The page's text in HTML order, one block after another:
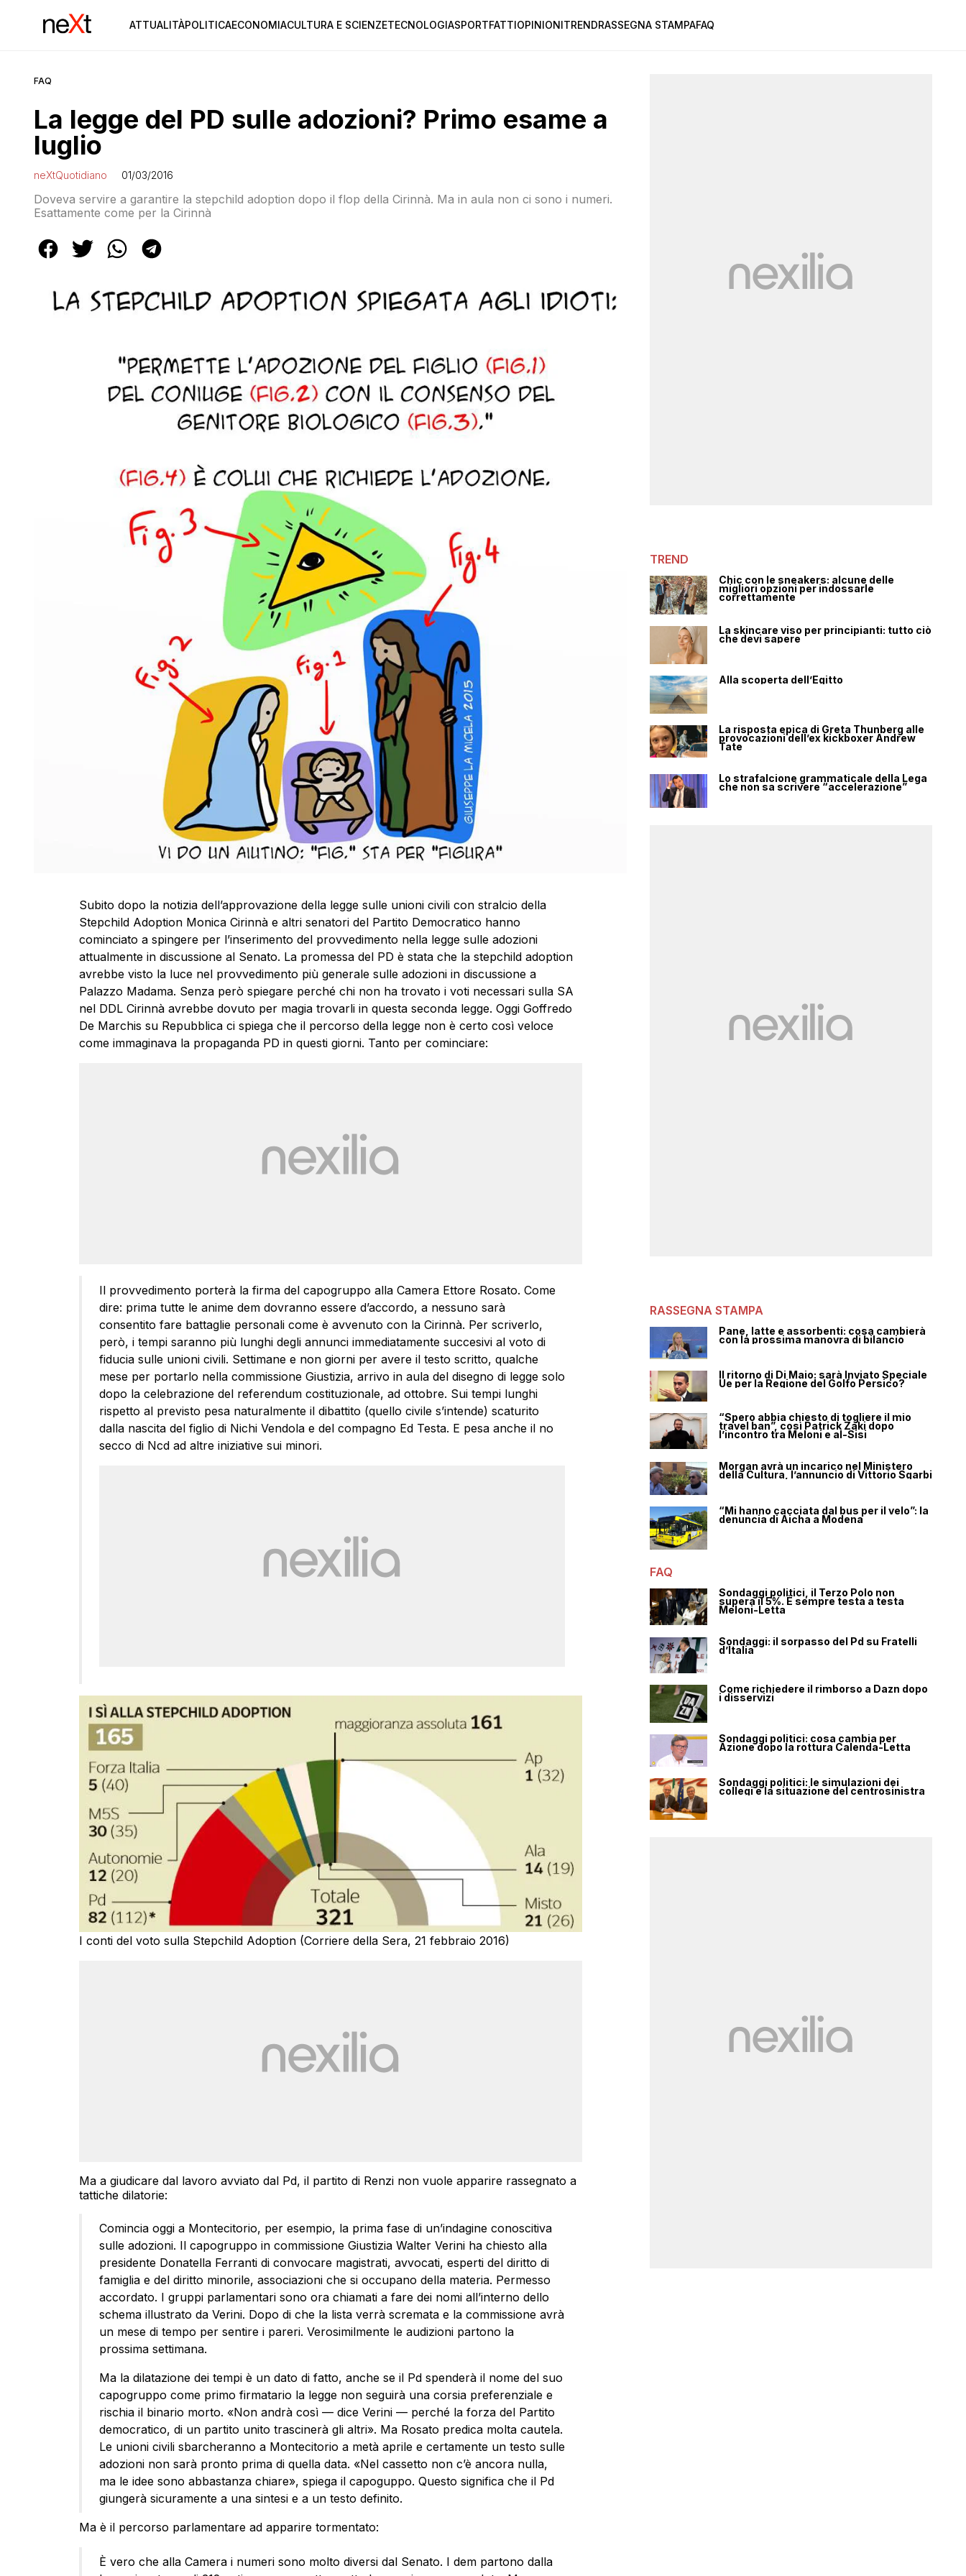
ATTUALITÀPOLITICAECONOMIACULTURA E SCIENZETECNOLOGIASPORTFATTIOPINIONITRENDRASSEGNA STAMPAFAQ
FAQ
La legge del PD sulle adozioni? Primo esame a
luglio
neXtQuotidiano 01/03/2016
Doveva servire a garantire la stepchild adoption dopo il flop della Cirinnà. Ma in aula non ci sono i numeri.
Esattamente come per la Cirinnà
Subito dopo la notizia dell’approvazione della legge sulle unioni civili con stralcio della
Stepchild Adoption Monica Cirinnà e altri senatori del Partito Democratico hanno
cominciato a spingere per l’inserimento del provvedimento nella legge sulle adozioni
attualmente in discussione al Senato. La promessa del PD è stata che la stepchild adoption
avrebbe visto la luce nel provvedimento più generale sulle adozioni in discussione a
Palazzo Madama. Senza però spiegare perché chi non ha trovato i voti necessari sulla SA
nel DDL Cirinnà avrebbe dovuto per magia trovarli in questa seconda legge. Oggi Goffredo
De Marchis su Repubblica ci spiega che il percorso della legge non è certo così veloce
come immaginava la propaganda PD in questi giorni. Tanto per cominciare:
Il provvedimento porterà la firma del capogruppo alla Camera Ettore Rosato. Come
dire: prima tutte le anime dem dovranno essere d’accordo, a nessuno sarà
consentito fare battaglie personali come è avvenuto con la Cirinnà. Per scriverlo,
però, i tempi saranno più lunghi degli annunci immediatamente succesivi al voto di
fiducia sulle unioni civili. Settimane e non giorni per avere il testo scritto, qualche
mese per portarlo nella commissione Giustizia, arrivo in aula del disegno di legge solo
dopo la celebrazione del referendum costituzionale, ad ottobre. Sui tempi lunghi
rispetto al previsto pesa naturalmente il dibattito (quello civile s’intende) scaturito
dalla nascita del figlio di Nichi Vendola e del compagno Ed Testa. E pesa anche il no
secco di Ncd ad altre iniziative sui minori.
I conti del voto sulla Stepchild Adoption (Corriere della Sera, 21 febbraio 2016)
Ma a giudicare dal lavoro avviato dal Pd, il partito di Renzi non vuole apparire rassegnato a
tattiche dilatorie:
Comincia oggi a Montecitorio, per esempio, la prima fase di un’indagine conoscitiva
sulle adozioni. Il capogruppo in commissione Giustizia Walter Verini ha chiesto alla
presidente Donatella Ferranti di convocare magistrati, avvocati, esperti del diritto di
famiglia e del diritto minorile, associazioni che si occupano della materia. Permesso
accordato. I gruppi parlamentari sono ora chiamati a fare dei nomi all’interno dello
schema illustrato da Verini. Dopo di che la lista verrà scremata e la commissione avrà
un mese di tempo per sentire i pareri. Verosimilmente le audizioni partono la
prossima settimana.
Ma la dilatazione dei tempi è un dato di fatto, anche se il Pd spenderà il nome del suo
capogruppo come primo firmatario la legge non seguirà una corsia preferenziale e
rischia il binario morto. «Non andrà così — dice Verini — perché la forza del Partito
democratico, di un partito unito trascinerà gli altri». Ma Rosato predica molta cautela.
Le unioni civili sbarcheranno a Montecitorio a metà aprile e certamente un testo sulle
adozioni non sarà pronto prima di quella data. «Nel cassetto non c’è ancora nulla,
ma le idee sono abbastanza chiare», spiega il capoguppo. Questo significa che il Pd
giungerà sicuramente a una sintesi e a un testo definito.
Ma è il percorso parlamentare ad apparire tormentato:
È vero che alla Camera i numeri sono molto diversi dal Senato. I dem partono dalla
TREND
Chic con le sneakers: alcune delle
migliori opzioni per indossarle
correttamente
La skincare viso per principianti: tutto ciò
che devi sapere
Alla scoperta dell’Egitto
La risposta epica di Greta Thunberg alle
provocazioni dell’ex kickboxer Andrew
Tate
Lo strafalcione grammaticale della Lega
che non sa scrivere “accelerazione”
RASSEGNA STAMPA
Pane, latte e assorbenti: cosa cambierà
con la prossima manovra di bilancio
Il ritorno di Di Maio: sarà Inviato Speciale
Ue per la Regione del Golfo Persico?
“Spero abbia chiesto di togliere il mio
travel ban”, così Patrick Zaki dopo
l’incontro tra Meloni e al-Sisi
Morgan avrà un incarico nel Ministero
della Cultura, l’annuncio di Vittorio Sgarbi
“Mi hanno cacciata dal bus per il velo”: la
denuncia di Aicha a Modena
FAQ
Sondaggi politici, il Terzo Polo non
supera il 5%. È sempre testa a testa
Meloni-Letta
Sondaggi: il sorpasso del Pd su Fratelli
d’Italia
Come richiedere il rimborso a Dazn dopo
i disservizi
Sondaggi politici: cosa cambia per
Azione dopo la rottura Calenda-Letta
Sondaggi politici: le simulazioni dei
collegi e la situazione del centrosinistra